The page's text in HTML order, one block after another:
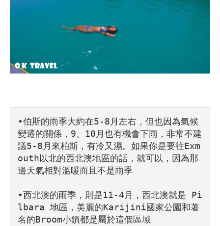
•伯斯的雨季大約在5-8月左右，但也因為氣候
變遷的關係，9、10月也有機會下雨，非常不建
議5-8月來柏斯，有冷又濕。如果你是要往Exm
outh以北的西北澳地區的話，就可以，因為那
邊天氣相對溫暖而且不是雨季
•西北澳的雨季，則是11-4月，西北澳就是 Pi
lbara 地區，美麗的Karijini國家公園和著
名的Broom小鎮都是屬於這個區域